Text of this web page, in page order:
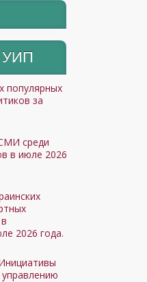
УИП
популярных
за
среди
в июле 2026
2026 года.